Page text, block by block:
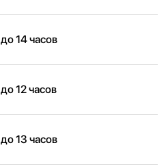
до 14 часов
до 12 часов
до 13 часов